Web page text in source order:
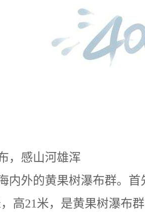
，感山河雄浑
内外的黄果树瀑布群。
，高21米，是黄果树瀑布